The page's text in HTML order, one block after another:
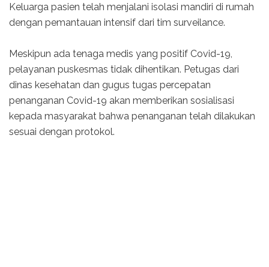
Keluarga pasien telah menjalani isolasi mandiri di rumah
dengan pemantauan intensif dari tim surveilance.
Meskipun ada tenaga medis yang positif Covid-19,
pelayanan puskesmas tidak dihentikan. Petugas dari
dinas kesehatan dan gugus tugas percepatan
penanganan Covid-19 akan memberikan sosialisasi
kepada masyarakat bahwa penanganan telah dilakukan
sesuai dengan protokol.